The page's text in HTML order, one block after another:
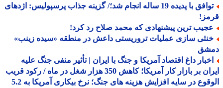
توافق با پدیده 19 ساله انجام شد؛/ گزینه جذاب پرسپولیس: اژدهای
ترین پیشنهادی که محمد صلاح رد کرد!
سازی عملیات تروریستی داعش در منطقه «سیده زینب»
داغ اقتصاد آمریکا و جنگ با ایران | تأثیر منفی جنگ علیه
ایران بر بازار کار آمریکا؛ کاهش 350 هزار شغل در ماه / رکود قریب
الوقوع در سایه افزایش هزینه های جنگ؛ نرخ بیکاری آمریکا به 5.2